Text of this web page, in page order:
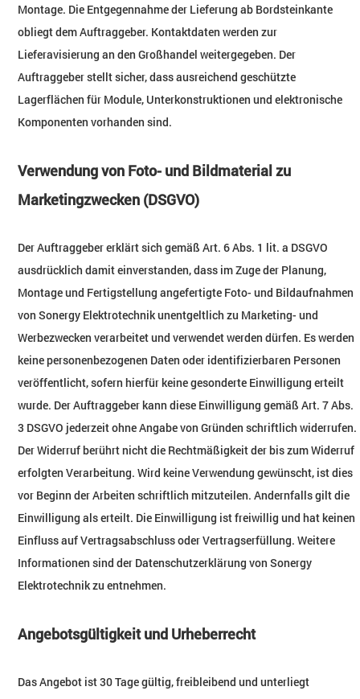
Montage. Die Entgegennahme der Lieferung ab Bordsteinkante
obliegt dem Auftraggeber. Kontaktdaten werden zur
Lieferavisierung an den Großhandel weitergegeben. Der
Auftraggeber stellt sicher, dass ausreichend geschützte
Lagerflächen für Module, Unterkonstruktionen und elektronische
Komponenten vorhanden sind.
Verwendung von Foto- und Bildmaterial zu
Marketingzwecken (DSGVO)
Der Auftraggeber erklärt sich gemäß Art. 6 Abs. 1 lit. a DSGVO
ausdrücklich damit einverstanden, dass im Zuge der Planung,
Montage und Fertigstellung angefertigte Foto- und Bildaufnahmen
von Sonergy Elektrotechnik unentgeltlich zu Marketing- und
Werbezwecken verarbeitet und verwendet werden dürfen. Es werden
keine personenbezogenen Daten oder identifizierbaren Personen
veröffentlicht, sofern hierfür keine gesonderte Einwilligung erteilt
wurde. Der Auftraggeber kann diese Einwilligung gemäß Art. 7 Abs.
3 DSGVO jederzeit ohne Angabe von Gründen schriftlich widerrufen.
Der Widerruf berührt nicht die Rechtmäßigkeit der bis zum Widerruf
erfolgten Verarbeitung. Wird keine Verwendung gewünscht, ist dies
vor Beginn der Arbeiten schriftlich mitzuteilen. Andernfalls gilt die
Einwilligung als erteilt. Die Einwilligung ist freiwillig und hat keinen
Einfluss auf Vertragsabschluss oder Vertragserfüllung. Weitere
Informationen sind der Datenschutzerklärung von Sonergy
Elektrotechnik zu entnehmen.
Angebotsgültigkeit und Urheberrecht
Das Angebot ist 30 Tage gültig, freibleibend und unterliegt